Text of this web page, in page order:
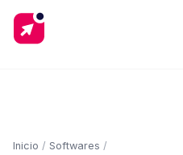
Inicio / Softwares /